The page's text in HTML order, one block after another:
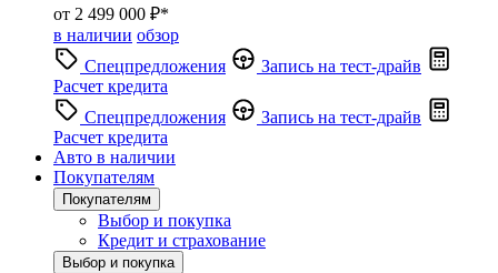
от 2 499 000 ₽*
в наличии обзор
Спецпредложения
Запись на тест-драйв
Расчет кредита
Спецпредложения
Запись на тест-драйв
Расчет кредита
Авто в наличии
Покупателям
Покупателям
Выбор и покупка
Кредит и страхование
Выбор и покупка